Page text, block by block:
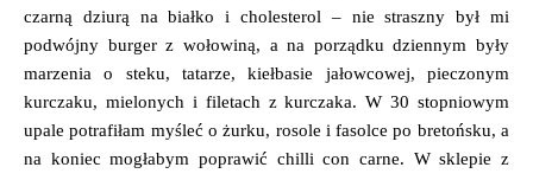
czarną dziurą na białko i cholesterol – nie straszny był mi
podwójny burger z wołowiną, a na porządku dziennym były
marzenia o steku, tatarze, kiełbasie jałowcowej, pieczonym
kurczaku, mielonych i filetach z kurczaka. W 30 stopniowym
upale potrafiłam myśleć o żurku, rosole i fasolce po bretońsku, a
na koniec mogłabym poprawić chilli con carne. W sklepie z